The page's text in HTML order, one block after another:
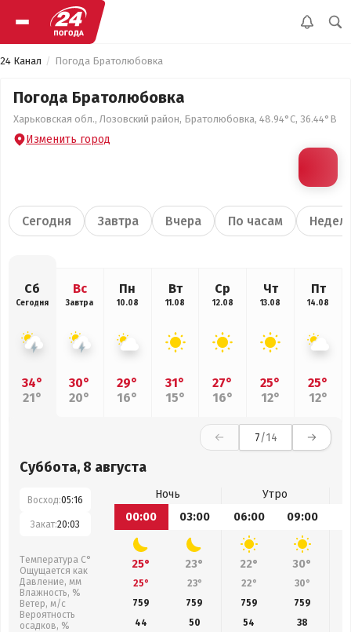
24 Канал Погода Братолюбовка
Погода Братолюбовка
Харьковская обл., Лозовский район, Братолюбовка, 48.94°С, 36.44°В
Изменить город
Сегодня Завтра Вчера По часам
Сб
Сегодня
34°
21°
Вс
Завтра
30°
20°
Пн
10.08
29°
16°
Вт
11.08
31°
15°
Ср
12.08
27°
16°
Чт
13.08
25°
12°
Пт
14.08
25°
12°
7/14
Суббота, 8 августа
Восход:05:16
Закат:20:03
Температура С°
Ощущается как
Давление, мм
Влажность, %
Ветер, м/с
Вероятность
осадков, %
Ночь
Утро
00:00
03:00 06:00 09:00
25° 23° 22° 30°
25° 23° 22° 30°
759
759 759 759
44
50 54 38